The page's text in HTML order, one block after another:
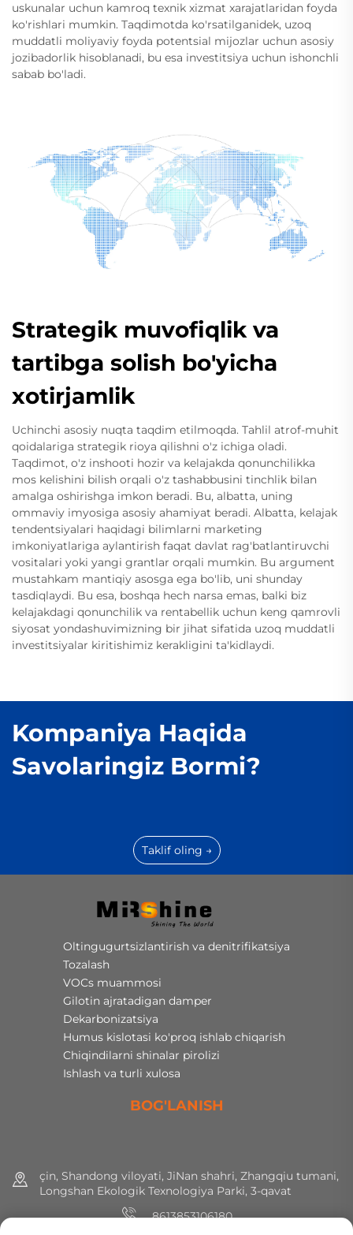
uskunalar uchun kamroq texnik xizmat xarajatlaridan foyda
ko'rishlari mumkin. Taqdimotda ko'rsatilganidek, uzoq
muddatli moliyaviy foyda potentsial mijozlar uchun asosiy
jozibadorlik hisoblanadi, bu esa investitsiya uchun ishonchli
sabab bo'ladi.
Strategik muvofiqlik va
tartibga solish bo'yicha
xotirjamlik
Uchinchi asosiy nuqta taqdim etilmoqda. Tahlil atrof-muhit
qoidalariga strategik rioya qilishni o'z ichiga oladi.
Taqdimot, o'z inshooti hozir va kelajakda qonunchilikka
mos kelishini bilish orqali o'z tashabbusini tinchlik bilan
amalga oshirishga imkon beradi. Bu, albatta, uning
ommaviy imyosiga asosiy ahamiyat beradi. Albatta, kelajak
tendentsiyalari haqidagi bilimlarni marketing
imkoniyatlariga aylantirish faqat davlat rag'batlantiruvchi
vositalari yoki yangi grantlar orqali mumkin. Bu argument
mustahkam mantiqiy asosga ega bo'lib, uni shunday
tasdiqlaydi. Bu esa, boshqa hech narsa emas, balki biz
kelajakdagi qonunchilik va rentabellik uchun keng qamrovli
siyosat yondashuvimizning bir jihat sifatida uzoq muddatli
investitsiyalar kiritishimiz kerakligini ta'kidlaydi.
Kompaniya Haqida
Savolaringiz Bormi?
Taklif oling →
Oltingugurtsizlantirish va denitrifikatsiya
Tozalash
VOCs muammosi
Gilotin ajratadigan damper
Dekarbonizatsiya
Humus kislotasi ko'proq ishlab chiqarish
Chiqindilarni shinalar pirolizi
Ishlash va turli xulosa
BOG'LANISH
çin, Shandong viloyati, JiNan shahri, Zhangqiu tumani,
Longshan Ekologik Texnologiya Parki, 3-qavat
8613853106180